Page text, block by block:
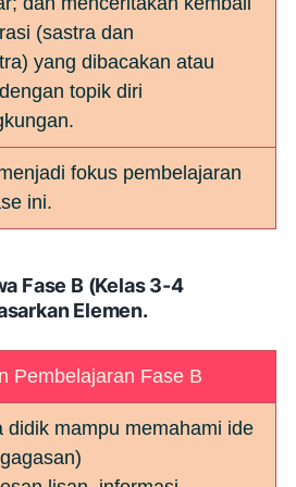
(sastra dan
yang dibacakan atau
topik diri
fokus pembelajaran
ini.
Fase B (Kelas 3-4
Elemen.
Pembelajaran Fase B
didik mampu memahami ide